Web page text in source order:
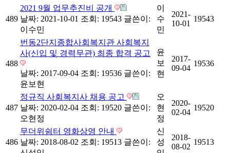
489
2021 9월 업무추진비 공개
날짜: 2021-10-01 조회: 19543 글쓴이:
이수민
이
수
민
2021-
10-01
19543
488
번동2단지종합사회복지관 사회복지
사(신입 및 경력무관) 최종 합격 공고
날짜: 2017-09-04 조회: 19536 글쓴이:
윤보현
윤
보
현
2017-
09-04
19536
487
정규직 사회복지사 채용 공고
날짜: 2020-02-04 조회: 19520 글쓴이:
오현정
오
현
정
2020-
02-04
19520
486
무더위쉼터 영화상영 안내
날짜: 2018-08-02 조회: 19513 글쓴이:
신
성
2018-
08-02
19513